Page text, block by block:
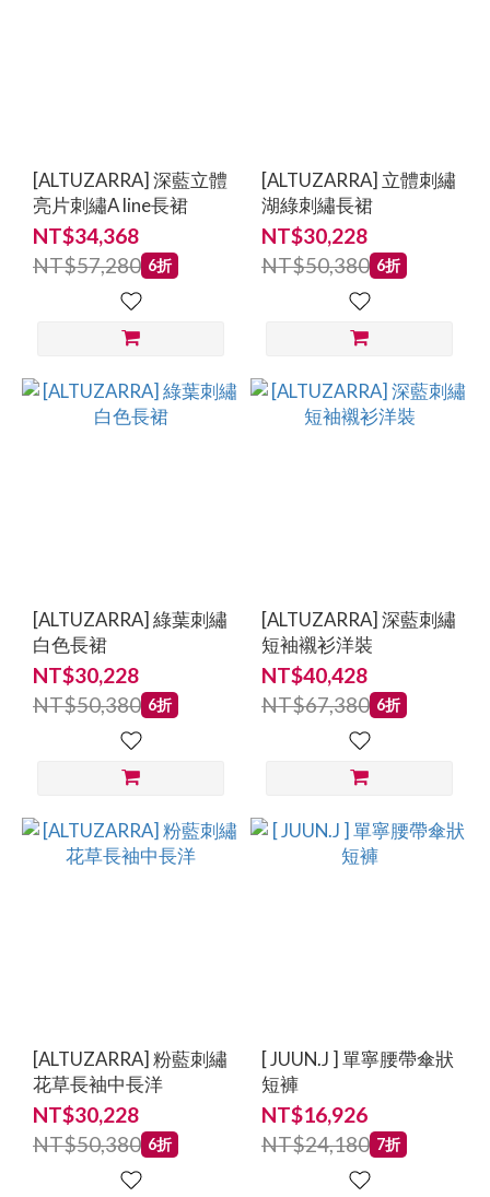
[ALTUZARRA] 深藍立體
亮片刺繡A line長裙
NT$34,368
NT$57,280 6折
[ALTUZARRA] 立體刺繡
湖綠刺繡長裙
NT$30,228
NT$50,380 6折
[ALTUZARRA] 綠葉刺繡
白色長裙
NT$30,228
NT$50,380 6折
[ALTUZARRA] 深藍刺繡
短袖襯衫洋裝
NT$40,428
NT$67,380 6折
[ALTUZARRA] 粉藍刺繡
花草長袖中長洋
NT$30,228
NT$50,380 6折
[ JUUN.J ] 單寧腰帶傘狀
短褲
NT$16,926
NT$24,180 7折